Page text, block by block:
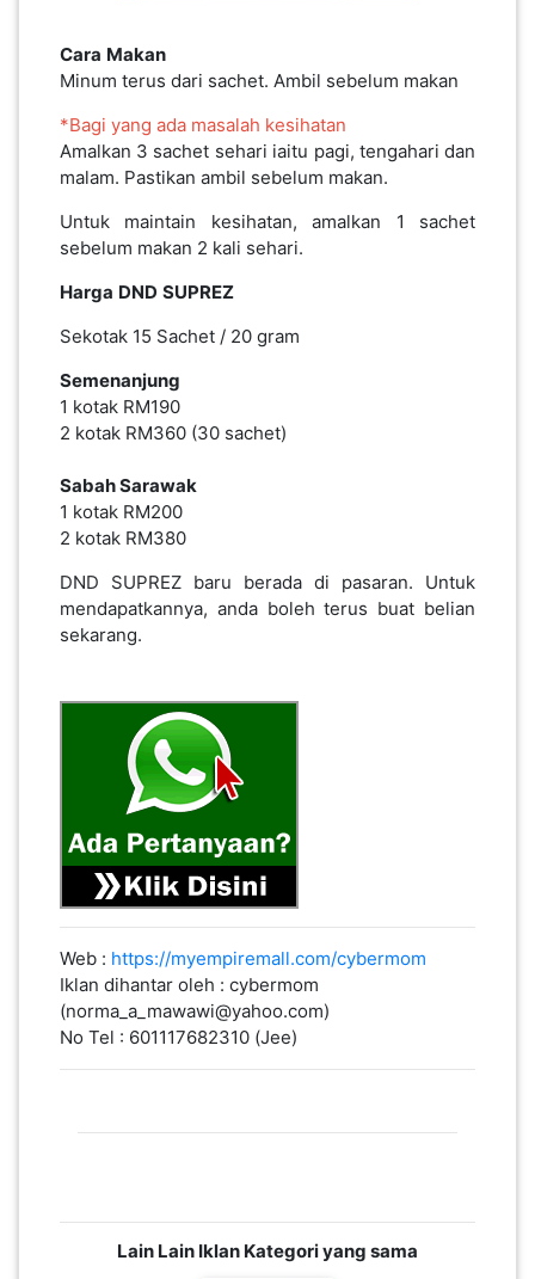
Cara Makan
Minum terus dari sachet. Ambil sebelum makan
*Bagi yang ada masalah kesihatan
Amalkan 3 sachet sehari iaitu pagi, tengahari dan
malam. Pastikan ambil sebelum makan.
Untuk maintain kesihatan, amalkan 1 sachet
sebelum makan 2 kali sehari.
Harga DND SUPREZ
Sekotak 15 Sachet / 20 gram
Semenanjung
1 kotak RM190
2 kotak RM360 (30 sachet)
Sabah Sarawak
1 kotak RM200
2 kotak RM380
DND SUPREZ baru berada di pasaran. Untuk
mendapatkannya, anda boleh terus buat belian
sekarang.
Web : https://myempiremall.com/cybermom
Iklan dihantar oleh : cybermom
(norma_a_mawawi@yahoo.com)
No Tel : 601117682310 (Jee)
Lain Lain Iklan Kategori yang sama